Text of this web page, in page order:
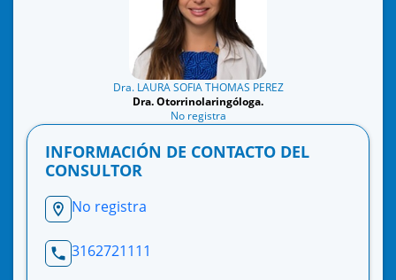
Dra. LAURA SOFIA THOMAS PEREZ
Dra. Otorrinolaringóloga.
No registra
INFORMACIÓN DE CONTACTO DEL
CONSULTOR
No registra
3162721111